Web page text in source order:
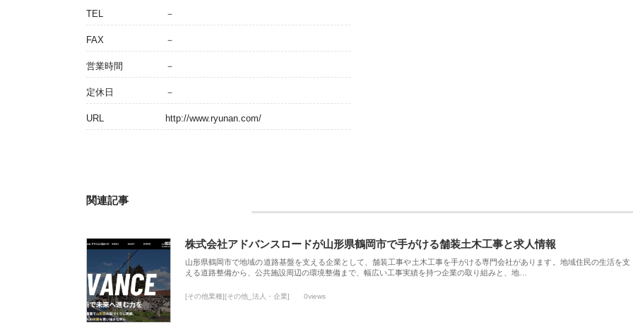
TEL －
FAX －
営業時間 －
定休日 －
URL http://www.ryunan.com/
関連記事
株式会社アドバンスロードが山形県鶴岡市で手がける舗装土木工事と求人情報
山形県鶴岡市で地域の道路基盤を支える企業として、舗装工事や土木工事を手がける専門会社があります。地域住民の生活を支
える道路整備から、公共施設周辺の環境整備まで、幅広い工事実績を持つ企業の取り組みと、地…
[その他業種][その他_法人・企業] 0views